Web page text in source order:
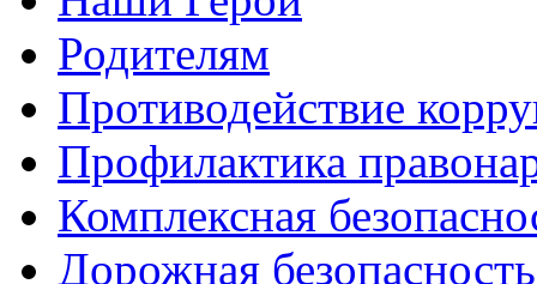
Родителям
Противодействие
Профилактика
Комплексная
Дорожная безопасность